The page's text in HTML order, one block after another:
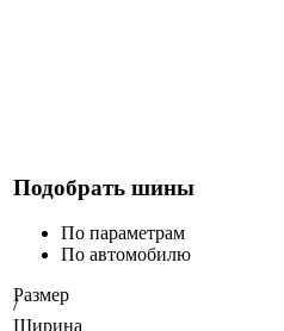
Подобрать шины
По параметрам
По автомобилю
Размер
/
Ширина